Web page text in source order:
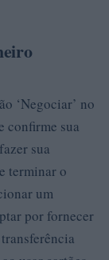
‘Negociar’ no
confirme sua
sua
terminar o
um
por fornecer